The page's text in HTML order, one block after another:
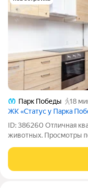
Парк Победы
18
ЖК «Статус у Парка
ID: 386260 Отличная
животных. Просмотры